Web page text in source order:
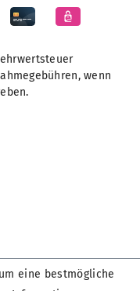
wenn
eine bestmögliche